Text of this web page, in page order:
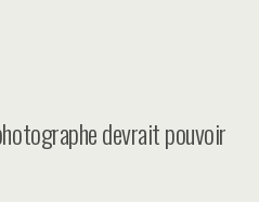
devrait pouvoir